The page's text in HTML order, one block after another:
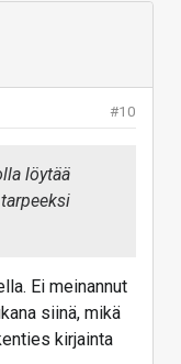
#10
löytää
Ei meinannut
siinä, mikä
kirjainta